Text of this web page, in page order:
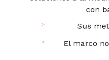
con
Sus
El marco